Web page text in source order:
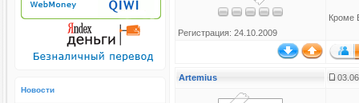
Новости
Регистрация: 24.10.2009
Кроме
Artemius